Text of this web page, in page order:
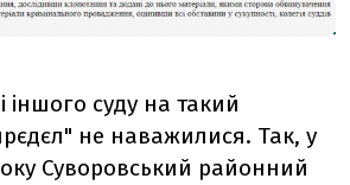
іншого суду на такий
не наважилися. Так, у
Суворовський районний